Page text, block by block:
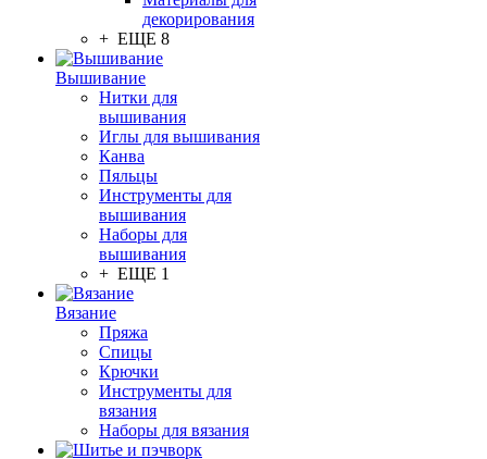
декорирования
+ ЕЩЕ 8
Вышивание
Нитки для
вышивания
Иглы для вышивания
Канва
Пяльцы
Инструменты для
вышивания
Наборы для
вышивания
+ ЕЩЕ 1
Вязание
Пряжа
Спицы
Крючки
Инструменты для
вязания
Наборы для вязания